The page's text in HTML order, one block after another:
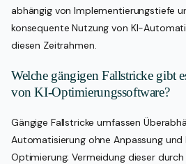
abhängig von Implementierungstiefe
konsequente Nutzung von KI-
diesen Zeitrahmen.
Welche gängigen Fallstricke gibt
von KI-Optimierungssoftware?
Gängige Fallstricke umfassen
Automatisierung ohne Anpassung
Optimierung; Vermeidung dieser durch